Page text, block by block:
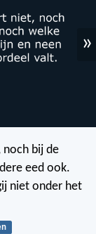
»
bij de
eed ook.
niet onder het